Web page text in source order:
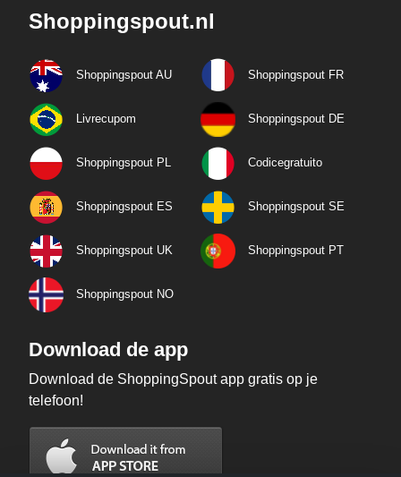
Shoppingspout.nl
Shoppingspout AU Shoppingspout FR
Livrecupom Shoppingspout DE
Shoppingspout PL Codicegratuito
Shoppingspout ES Shoppingspout SE
Shoppingspout UK Shoppingspout PT
Shoppingspout NO
Download de app
Download de ShoppingSpout app gratis op je
telefoon!